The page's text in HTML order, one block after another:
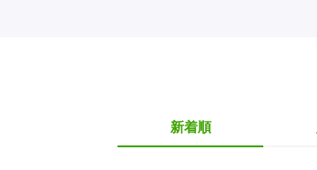
新着順